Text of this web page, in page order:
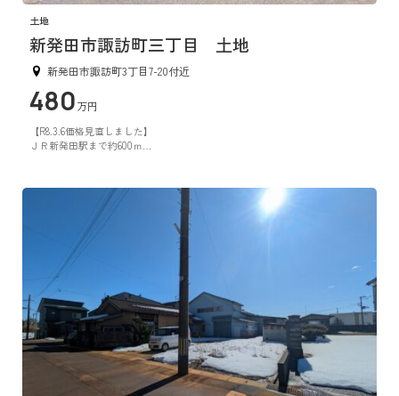
土地
新発田市諏訪町三丁目 土地
新発田市諏訪町3丁目7-20付近
480万円
【R8.3.6価格見直しました】
ＪＲ新発田駅まで約600ｍ